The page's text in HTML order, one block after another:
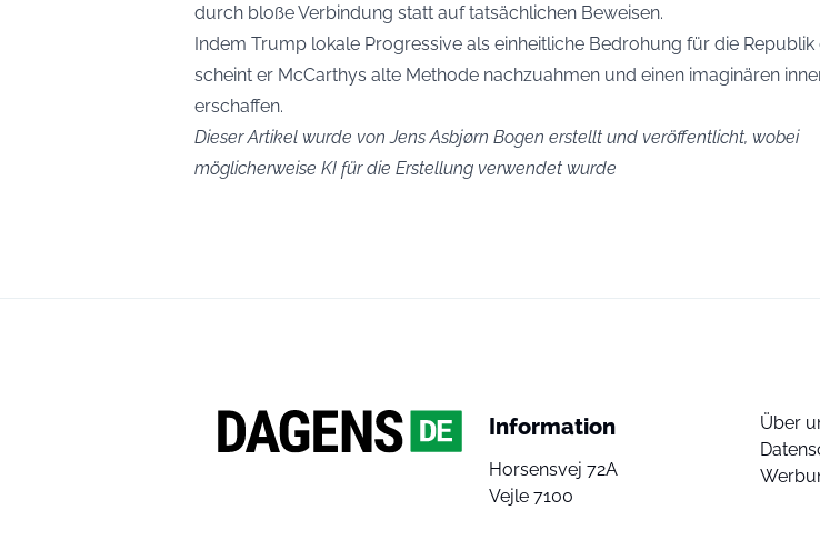
durch bloße Verbindung statt auf tatsächlichen Beweisen.
Indem Trump lokale Progressive als einheitliche Bedrohung für die Republik
scheint er McCarthys alte Methode nachzuahmen und einen imaginären
erschaffen.
Dieser Artikel wurde von Jens Asbjørn Bogen erstellt und veröffentlicht, wobei
möglicherweise KI für die Erstellung verwendet wurde
Information
Horsensvej 72A
Vejle 7100
Über